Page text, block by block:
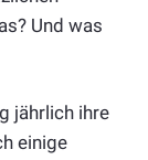
Und was
jährlich ihre
einige